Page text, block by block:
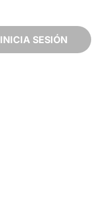
INICIA SESIÓN